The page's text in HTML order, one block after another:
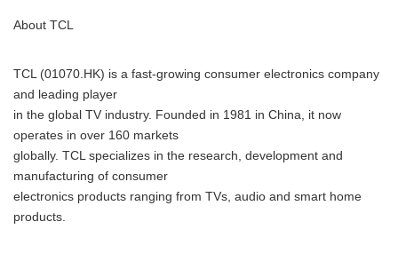
About TCL
TCL (01070.HK) is a fast-growing consumer electronics company
and leading player
in the global TV industry. Founded in 1981 in China, it now
operates in over 160 markets
globally. TCL specializes in the research, development and
manufacturing of consumer
electronics products ranging from TVs, audio and smart home
products.